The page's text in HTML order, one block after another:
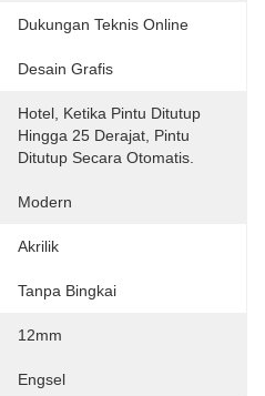
Dukungan Teknis Online
Desain Grafis
Hotel, Ketika Pintu Ditutup
Hingga 25 Derajat, Pintu
Ditutup Secara Otomatis.
Modern
Akrilik
Tanpa Bingkai
12mm
Engsel